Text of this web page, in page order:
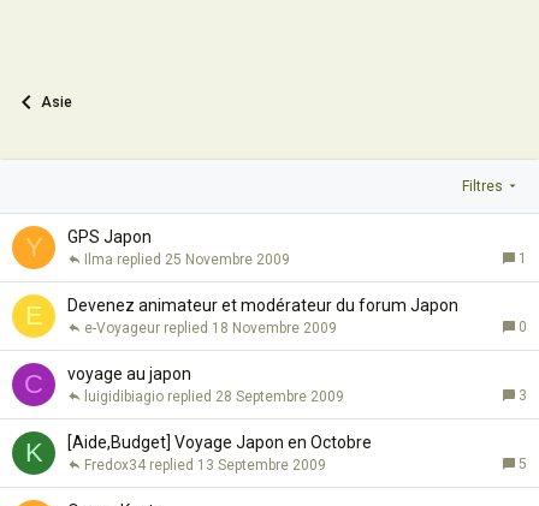
Asie
Filtres
Y GPS Japon
1
25 Novembre 2009
Ilma
E Devenez animateur et modérateur du forum Japon
0
18 Novembre 2009
e-Voyageur
C voyage au japon
3
28 Septembre 2009
luigidibiagio
K [Aide,Budget] Voyage Japon en Octobre
5
13 Septembre 2009
Fredox34